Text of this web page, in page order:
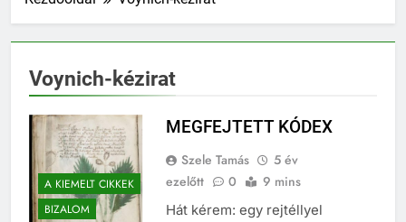
Voynich-kézirat
A KIEMELT CIKKEK
BIZALOM
MEGFEJTETT KÓDEX
Szele Tamás
5 év
ezelőtt
0 9 mins
Hát kérem: egy rejtéllyel